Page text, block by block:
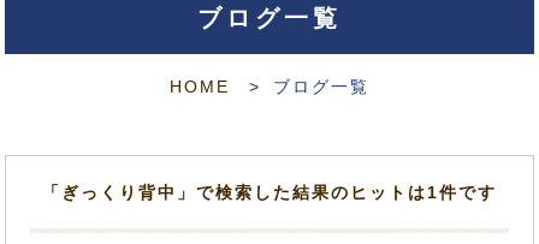
ブログ一覧
HOME ブログ一覧
「ぎっくり背中」で検索した結果のヒットは1件です